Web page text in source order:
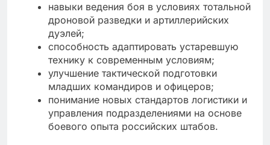
навыки ведения боя в условиях тотальной
дроновой разведки и артиллерийских
дуэлей;
способность адаптировать устаревшую
технику к современным условиям;
улучшение тактической подготовки
младших командиров и офицеров;
понимание новых стандартов логистики и
управления подразделениями на основе
боевого опыта российских штабов.